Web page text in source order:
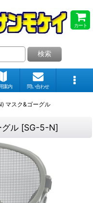
カート
検索
案内 問い合わせ
マスク&ゴーグル
ル [SG-5-N]